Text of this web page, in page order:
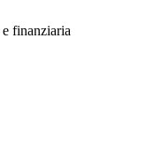
finanziaria